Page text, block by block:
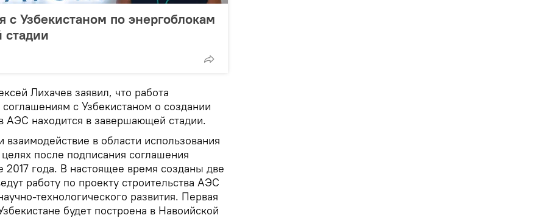
с Узбекистаном по энергоблокам
Лихачев заявил, что работа
с Узбекистаном о создании
АЭС находится в завершающей стадии.
взаимодействие в области использования
после подписания соглашения
2017 года. В настоящее время созданы две
работу по проекту строительства АЭС
технологического развития. Первая
будет построена в Навоийской